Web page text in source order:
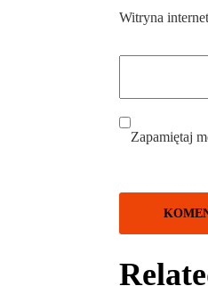
Witryna
Zapamiętaj